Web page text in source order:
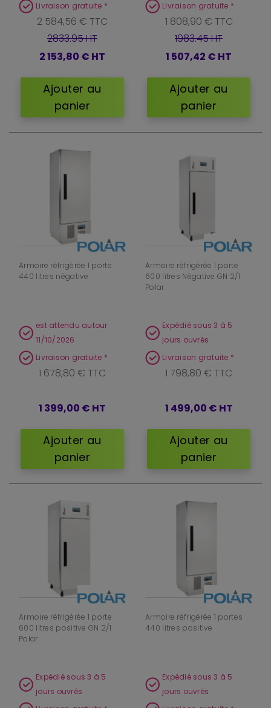
Livraison gratuite *
2 584,56 € TTC
2833.95 HT
2 153,80 € HT
Ajouter au
panier
Livraison gratuite *
1 808,90 € TTC
1983.45 HT
1 507,42 € HT
Ajouter au
panier
Armoire réfrigérée 1 porte
440 litres négative
est attendu autour
11/10/2026
Livraison gratuite *
1 678,80 € TTC
1 399,00 € HT
Ajouter au
panier
Armoire réfrigérée 1 porte
600 litres Négative GN 2/1
Polar
Expédié sous 3 à 5
jours ouvrés
Livraison gratuite *
1 798,80 € TTC
1 499,00 € HT
Ajouter au
panier
Armoire réfrigérée 1 porte
600 litres positive GN 2/1
Polar
Expédié sous 3 à 5
jours ouvrés
Armoire réfrigérée 1 portes
440 litres positive
Expédié sous 3 à 5
jours ouvrés